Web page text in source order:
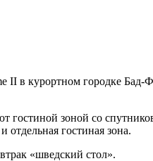
в курортном городке
гостиной зоной со
гостиная зона.
«шведский стол».